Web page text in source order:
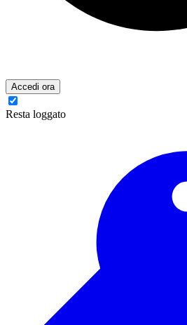
Accedi ora
Resta loggato